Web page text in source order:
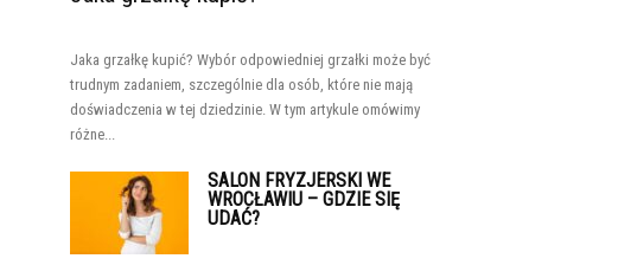
Jaka grzałkę kupić? Wybór odpowiedniej grzałki może być
trudnym zadaniem, szczególnie dla osób, które nie mają
doświadczenia w tej dziedzinie. W tym artykule omówimy
różne...
SALON FRYZJERSKI WE
WROCŁAWIU – GDZIE SIĘ
UDAĆ?